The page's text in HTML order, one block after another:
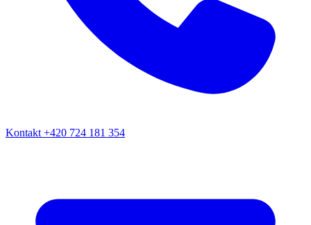
Kontakt +420 724 181 354